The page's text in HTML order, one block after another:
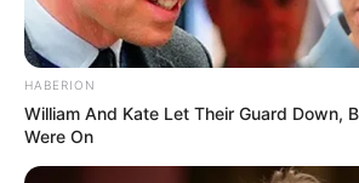
10 Pose Manekin Anti
Mainstream yang Konyol
HABERION
William And Kate Let Their Guard Down,
Were On